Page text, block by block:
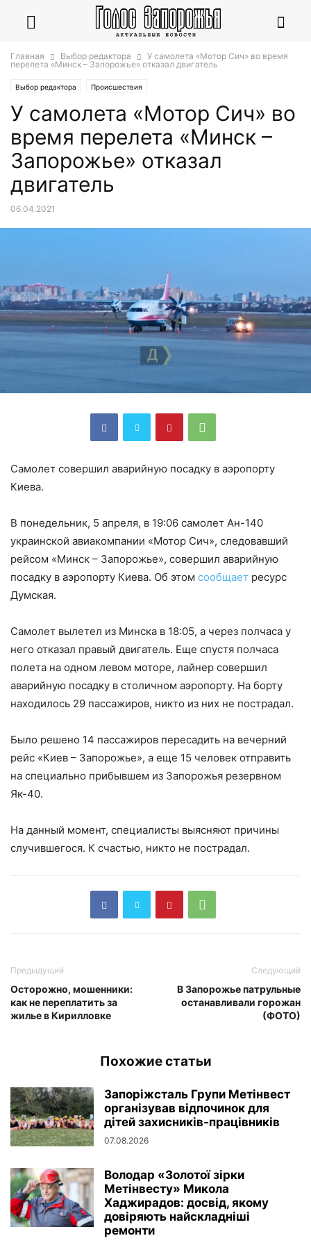
Главная Выбор редактора
У самолета «Мотор Сич» во время
перелета «Минск – Запорожье» отказал двигатель
Выбор редактора Происшествия
У самолета «Мотор Сич» во
время перелета «Минск –
Запорожье» отказал
двигатель
06.04.2021
Самолет совершил аварийную посадку в аэропорту
Киева.
В понедельник, 5 апреля, в 19:06 самолет Ан-140
украинской авиакомпании «Мотор Сич», следовавший
рейсом «Минск – Запорожье», совершил аварийную
посадку в аэропорту Киева. Об этом сообщает ресурс
Думская.
Самолет вылетел из Минска в 18:05, а через полчаса у
него отказал правый двигатель. Еще спустя полчаса
полета на одном левом моторе, лайнер совершил
аварийную посадку в столичном аэропорту. На борту
находилось 29 пассажиров, никто из них не пострадал.
Было решено 14 пассажиров пересадить на вечерний
рейс «Киев – Запорожье», а еще 15 человек отправить
на специально прибывшем из Запорожья резервном
Як-40.
На данный момент, специалисты выясняют причины
случившегося. К счастью, никто не пострадал.
Предыдущий
Осторожно, мошенники:
как не переплатить за
жилье в Кирилловке
Следующий
В Запорожье патрульные
останавливали горожан
(ФОТО)
Похожие статьи
Запоріжсталь Групи Метінвест
організував відпочинок для
дітей захисників-працівників
07.08.2026
Володар «Золотої зірки
Метінвесту» Микола
Хаджирадов: досвід, якому
довіряють найскладніші
ремонти